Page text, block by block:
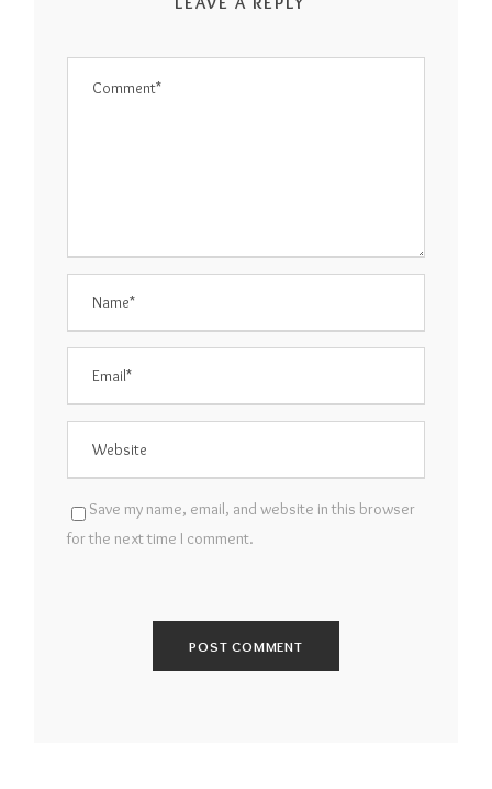
Save my name, email, and website in this browser
for the next time I comment.